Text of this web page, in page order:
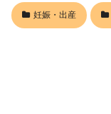
妊娠・出産